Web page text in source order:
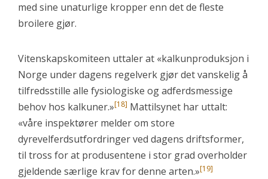
med sine unaturlige kropper enn det de fleste
broilere gjør.
Vitenskapskomiteen uttaler at «kalkunproduksjon i
Norge under dagens regelverk gjør det vanskelig å
tilfredsstille alle fysiologiske og adferdsmessige
behov hos kalkuner.»[18] Mattilsynet har uttalt:
«våre inspektører melder om store
dyrevelferdsutfordringer ved dagens driftsformer,
til tross for at produsentene i stor grad overholder
gjeldende særlige krav for denne arten.»[19]